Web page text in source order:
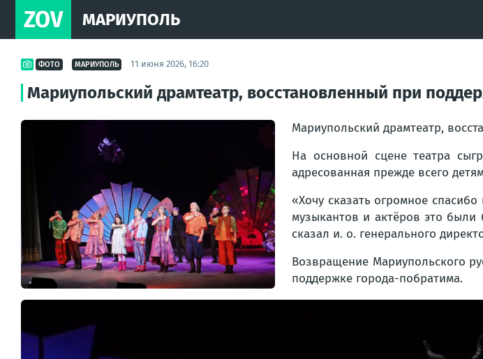
ZOV МАРИУПОЛЬ
ФОТО МАРИУПОЛЬ 11 июня 2026, 16:20
Мариупольский драмтеатр, восстановленный при
Мариупольский драмтеатр,
На основной сцене театра
адресованная прежде всего
«Хочу сказать огромное
музыкантов и актёров это
сказал и. о. генерального
Возвращение Мариупольского
поддержке города-побратима.